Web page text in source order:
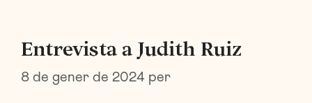
Entrevista a Judith Ruiz
8 de gener de 2024 per